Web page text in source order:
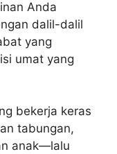
Anda
dalil-dalil
yang
umat yang
bekerja keras
tabungan,
anak—lalu